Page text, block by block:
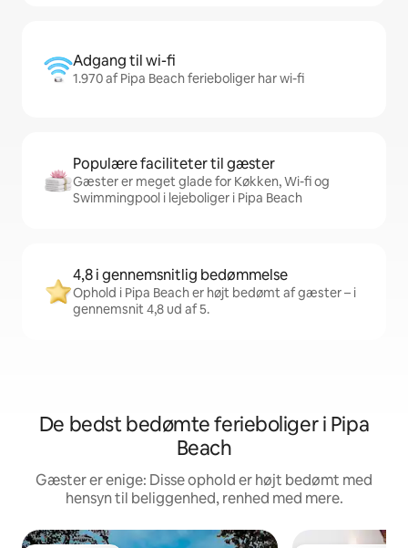
Adgang til wi-fi
1.970 af Pipa Beach ferieboliger har wi-fi
Populære faciliteter til gæster
Gæster er meget glade for Køkken, Wi-fi og
Swimmingpool i lejeboliger i Pipa Beach
4,8 i gennemsnitlig bedømmelse
Ophold i Pipa Beach er højt bedømt af gæster – i
gennemsnit 4,8 ud af 5.
De bedst bedømte ferieboliger i Pipa
Beach
Gæster er enige: Disse ophold er højt bedømt med
hensyn til beliggenhed, renhed med mere.